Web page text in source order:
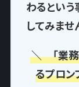
わるという
してみませ
＼ 「業務
るプロ